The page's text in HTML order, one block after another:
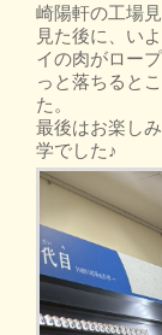
崎陽軒の工場
見た後に、い
イの肉がロー
っと落ちると
た。
最後はお楽し
学でした♪